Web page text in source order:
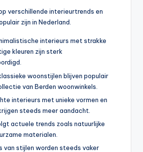
verschillende interieurtrends en
zijn in Nederland.
interieurs met strakke
kleuren zijn sterk
woonstijlen blijven populair
van Berden woonwinkels.
interieurs met unieke vormen en
steeds meer aandacht.
actuele trends zoals natuurlijke
materialen.
van stijlen worden steeds vaker